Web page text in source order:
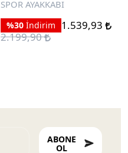
SPOR AYAKKABI
%30 İndirim
1.539,93
2.199,90
ABONE
OL